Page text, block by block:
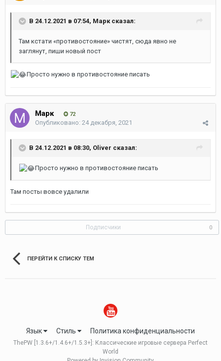
В 24.12.2021 в 07:54, Марк сказал:
Там кстати «противостояние» чистят, сюда явно не
заглянут, пиши новый пост
Просто нужно в противостояние писать
Марк 72
Опубликовано: 24 декабря, 2021
В 24.12.2021 в 08:30, Oliver сказал:
Просто нужно в противостояние писать
Там посты вовсе удалили
Подписчики 0
ПЕРЕЙТИ К СПИСКУ ТЕМ
Язык Стиль Политика конфиденциальности
ThePW [1.3.6+/1.4.6+/1.5.3+]: Классические игровые сервера Perfect
World